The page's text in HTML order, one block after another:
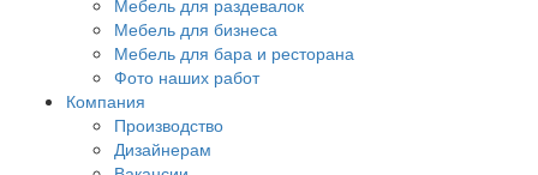
Мебель для раздевалок
Мебель для бизнеса
Мебель для бара и ресторана
Фото наших работ
Компания
Производство
Дизайнерам